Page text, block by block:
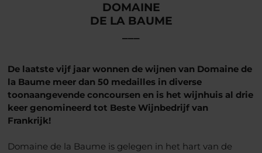
DOMAINE
DE LA BAUME
De laatste vijf jaar wonnen de wijnen van Domaine de
la Baume meer dan 50 medailles in diverse
toonaangevende concoursen en is het wijnhuis al drie
keer genomineerd tot Beste Wijnbedrijf van
Frankrijk!
Domaine de la Baume is gelegen in het hart van de